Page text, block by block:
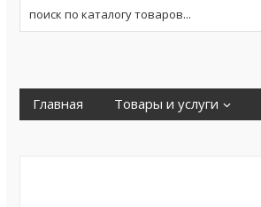
Главная Товары и услуги